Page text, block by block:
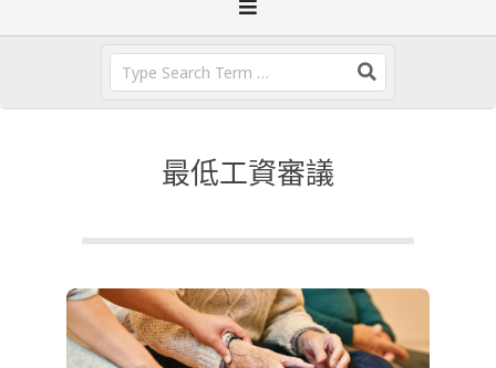
最低工資審議